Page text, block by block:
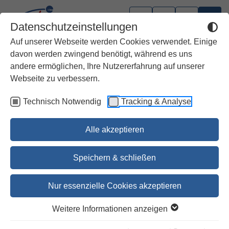
Datenschutzeinstellungen
Auf unserer Webseite werden Cookies verwendet. Einige
davon werden zwingend benötigt, während es uns
andere ermöglichen, Ihre Nutzererfahrung auf unserer
Webseite zu verbessern.
Technisch Notwendig Tracking & Analyse
Alle akzeptieren
Speichern & schließen
Nur essenzielle Cookies akzeptieren
Weitere Informationen anzeigen
Fremdsprachige Ausgaben
Eberhard Nestle u.a.
59,00 €
Bestellen